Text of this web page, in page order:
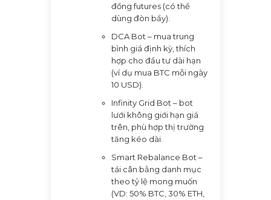
đồng futures (có thể
dùng đòn bẩy).
DCA Bot – mua trung
bình giá định kỳ, thích
hợp cho đầu tư dài hạn
(ví dụ mua BTC mỗi ngày
10 USD).
Infinity Grid Bot – bot
lưới không giới hạn giá
trên, phù hợp thị trường
tăng kéo dài.
Smart Rebalance Bot –
tái cân bằng danh mục
theo tỷ lệ mong muốn
(VD: 50% BTC, 30% ETH,